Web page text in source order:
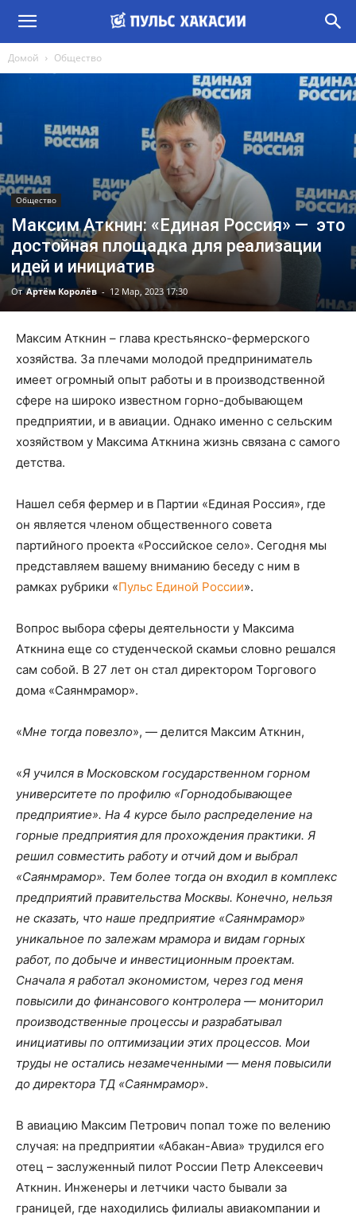
Домой Общество
Общество
Максим Аткнин: «Единая Россия» — это
достойная площадка для реализации
идей и инициатив
От Артём Королёв - 12 Мар, 2023 17:30
Максим Аткнин – глава крестьянско-фермерского
хозяйства. За плечами молодой предприниматель
имеет огромный опыт работы и в производственной
сфере на широко известном горно-добывающем
предприятии, и в авиации. Однако именно с сельским
хозяйством у Максима Аткнина жизнь связана с самого
детства.
Нашел себя фермер и в Партии «Единая Россия», где
он является членом общественного совета
партийного проекта «Российское село». Сегодня мы
представляем вашему вниманию беседу с ним в
рамках рубрики «Пульс Единой России».
Вопрос выбора сферы деятельности у Максима
Аткнина еще со студенческой скамьи словно решался
сам собой. В 27 лет он стал директором Торгового
дома «Саянмрамор».
«Мне тогда повезло», — делится Максим Аткнин,
«Я учился в Московском государственном горном
университете по профилю «Горнодобывающее
предприятие». На 4 курсе было распределение на
горные предприятия для прохождения практики. Я
решил совместить работу и отчий дом и выбрал
«Саянмрамор». Тем более тогда он входил в комплекс
предприятий правительства Москвы. Конечно, нельзя
не сказать, что наше предприятие «Саянмрамор»
уникальное по залежам мрамора и видам горных
работ, по добыче и инвестиционным проектам.
Сначала я работал экономистом, через год меня
повысили до финансового контролера — мониторил
производственные процессы и разрабатывал
инициативы по оптимизации этих процессов. Мои
труды не остались незамеченными — меня повысили
до директора ТД «Саянмрамор».
В авиацию Максим Петрович попал тоже по велению
случая: на предприятии «Абакан-Авиа» трудился его
отец – заслуженный пилот России Петр Алексеевич
Аткнин. Инженеры и летчики часто бывали за
границей, где находились филиалы авиакомпании и